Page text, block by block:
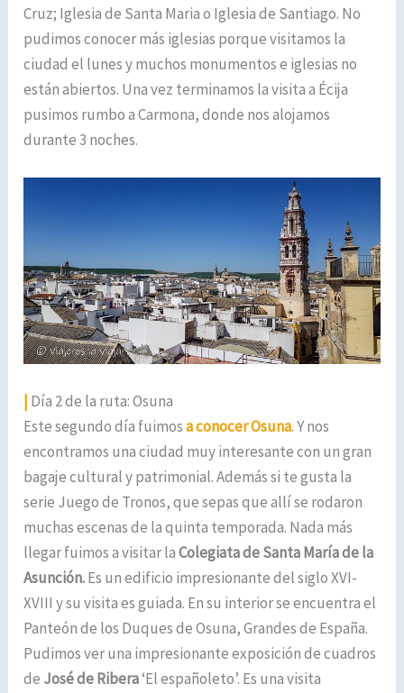
Cruz; Iglesia de Santa Maria o Iglesia de Santiago. No
pudimos conocer más iglesias porque visitamos la
ciudad el lunes y muchos monumentos e iglesias no
están abiertos. Una vez terminamos la visita a Écija
pusimos rumbo a Carmona, donde nos alojamos
durante 3 noches.
| Día 2 de la ruta: Osuna
Este segundo día fuimosa conocer Osuna. Y nos
encontramos una ciudad muy interesante con un gran
bagaje cultural y patrimonial. Además si te gusta la
serie Juego de Tronos, que sepas que allí se rodaron
muchas escenas de la quinta temporada. Nada más
llegar fuimos a visitar laColegiata de Santa María de la
Asunción.Es un edificio impresionante del siglo XVI-
XVIII y su visita es guiada. En su interior se encuentra el
Panteón de los Duques de Osuna, Grandes de España.
Pudimos ver una impresionante exposición de cuadros
de José de Ribera‘El españoleto’. Es una visita